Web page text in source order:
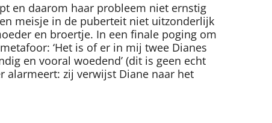
en daarom haar probleem niet ernstig
meisje in de puberteit niet uitzonderlijk
en broertje. In een finale poging om
‘Het is of er in mij twee Dianes
en vooral woedend’ (dit is geen echt
alarmeert: zij verwijst Diane naar het